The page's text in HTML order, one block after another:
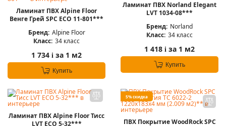
Ламинат ПВХ Alpine Floor
Венге Грей SPC ЕСО 11-801***
Бренд: Alpine Floor
Класс: 34 класс
1 734 i за 1 м2
Купить
Ламинат ПВХ Norland Elegant
LVT 1034-08***
Бренд: Norland
Класс: 34 класс
1 418 i за 1 м2
Купить
Ламинат ПВХ Alpine Floor Тисс
LVT ЕСО 5-32***
5% скидка
ПВХ Покрытие WoodRock SPC